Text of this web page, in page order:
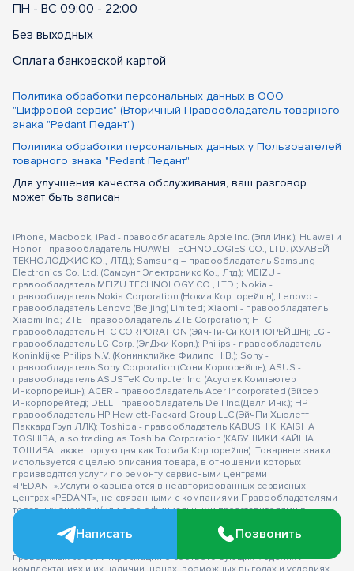
ПН - ВС 09:00 - 22:00
Без выходных
Оплата банковской картой
Политика обработки персональных данных в ООО
"Цифровой сервис" (Вторичный Правообладатель товарного
знака "Pedant Педант")
Политика обработки персональных данных у Пользователей
товарного знака "Pedant Педант"
Для улучшения качества обслуживания, ваш разговор
может быть записан
iPhone, Macbook, iPad - правообладатель Apple Inc. (Эпл Инк.); Huawei и
Honor - правообладатель HUAWEI TECHNOLOGIES CO., LTD. (ХУАВЕЙ
ТЕКНОЛОДЖИС КО., ЛТД.); Samsung – правообладатель Samsung
Electronics Co. Ltd. (Самсунг Электроникс Ко., Лтд.); MEIZU -
правообладатель MEIZU TECHNOLOGY CO., LTD.; Nokia -
правообладатель Nokia Corporation (Нокиа Корпорейшн); Lenovo -
правообладатель Lenovo (Beijing) Limited; Xiaomi - правообладатель
Xiaomi Inc.; ZTE - правообладатель ZTE Corporation; HTC -
правообладатель HTC CORPORATION (Эйч-Ти-Си КОРПОРЕЙШН); LG -
правообладатель LG Corp. (ЭлДжи Корп.); Philips - правообладатель
Koninklijke Philips N.V. (Конинклийке Филипс Н.В.); Sony -
правообладатель Sony Corporation (Сони Корпорейшн); ASUS -
правообладатель ASUSTeK Computer Inc. (Асустек Компьютер
Инкорпорейшн); ACER - правообладатель Acer Incorporated (Эйсер
Инкорпорейтед); DELL - правообладатель Dell Inc.(Делл Инк.); HP -
правообладатель HP Hewlett-Packard Group LLC (ЭйчПи Хьюлетт
Паккард Груп ЛЛК); Toshiba - правообладатель KABUSHIKI KAISHA
TOSHIBA, also trading as Toshiba Corporation (КАБУШИКИ КАЙША
ТОШИБА также торгующая как Тосиба Корпорейшн). Товарные знаки
используется с целью описания товара, в отношении которых
производятся услуги по ремонту сервисными центрами
«PEDANT».Услуги оказываются в неавторизованных сервисных
центрах «PEDANT», не связанными с компаниями Правообладателями
товарных знаков и/или с ее официальными представителями в
отношении товаров, которые уже были введены в гражданский
оборот в смысле статьи 1487 ГК РФ ** - время ремонта, срок гарантии
могут меняться в зависимости от модели устройства и сложности
проводимых работ Информация о соответствующих моделях и
Написать Позвонить